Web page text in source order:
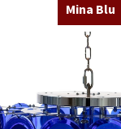
Mina Blu